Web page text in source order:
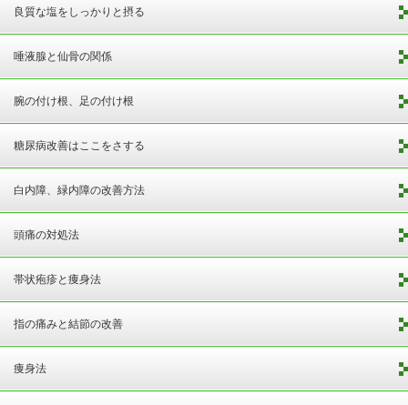
良質な塩をしっかりと摂る
唾液腺と仙骨の関係
腕の付け根、足の付け根
糖尿病改善はここをさする
白内障、緑内障の改善方法
頭痛の対処法
帯状疱疹と痩身法
指の痛みと結節の改善
痩身法